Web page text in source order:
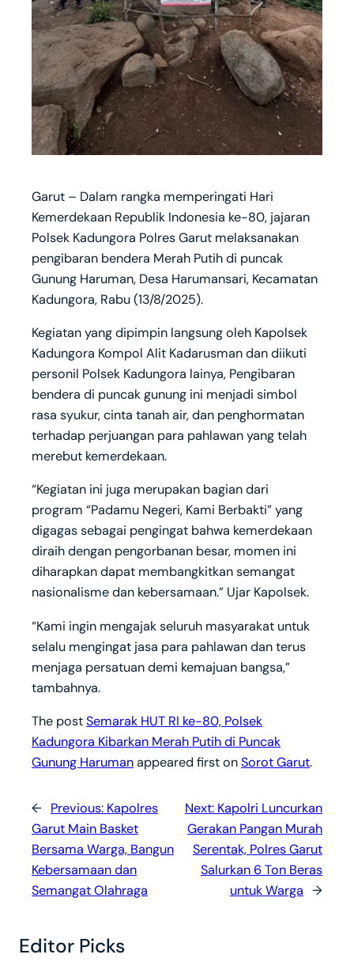
Garut – Dalam rangka memperingati Hari
Kemerdekaan Republik Indonesia ke-80, jajaran
Polsek Kadungora Polres Garut melaksanakan
pengibaran bendera Merah Putih di puncak
Gunung Haruman, Desa Harumansari, Kecamatan
Kadungora, Rabu (13/8/2025).
Kegiatan yang dipimpin langsung oleh Kapolsek
Kadungora Kompol Alit Kadarusman dan diikuti
personil Polsek Kadungora lainya, Pengibaran
bendera di puncak gunung ini menjadi simbol
rasa syukur, cinta tanah air, dan penghormatan
terhadap perjuangan para pahlawan yang telah
merebut kemerdekaan.
“Kegiatan ini juga merupakan bagian dari
program “Padamu Negeri, Kami Berbakti” yang
digagas sebagai pengingat bahwa kemerdekaan
diraih dengan pengorbanan besar, momen ini
diharapkan dapat membangkitkan semangat
nasionalisme dan kebersamaan.” Ujar Kapolsek.
“Kami ingin mengajak seluruh masyarakat untuk
selalu mengingat jasa para pahlawan dan terus
menjaga persatuan demi kemajuan bangsa,”
tambahnya.
The postSemarak HUT RI ke-80, Polsek
Kadungora Kibarkan Merah Putih di Puncak
Gunung Harumanappeared first onSorot Garut.
← Previous: Kapolres
Garut Main Basket
Bersama Warga, Bangun
Kebersamaan dan
Semangat Olahraga
Next: Kapolri Luncurkan
Gerakan Pangan Murah
Serentak, Polres Garut
Salurkan 6 Ton Beras
untuk Warga →
Editor Picks